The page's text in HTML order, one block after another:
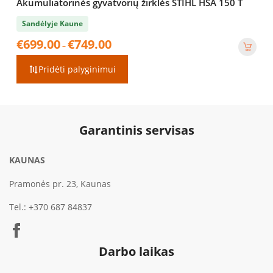
Sandėlyje Kaune
€699.00–€749.00
€699.00
through
Pridėti palyginimui
Garantinis servisas
KAUNAS
Pramonės pr. 23, Kaunas
Tel.: +370 687 84837
Darbo laikas